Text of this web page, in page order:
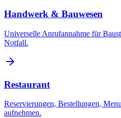
Handwerk & Bauwesen
Universelle Anrufannahme für
Notfall.
Restaurant
Reservierungen, Bestellungen,
aufnehmen.